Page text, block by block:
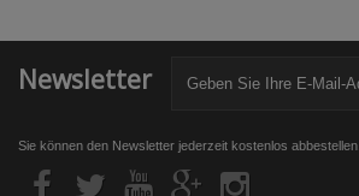
Newsletter
Sie können den Newsletter jederzeit kostenlos abbestellen.